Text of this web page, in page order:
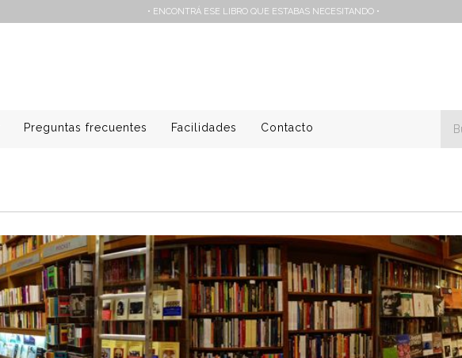
• ENCONTRÁ ESE LIBRO QUE ESTABAS NECESITANDO •
Preguntas frecuentes Facilidades Contacto